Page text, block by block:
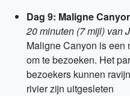
Dag 9: Maligne
20 minuten (7 mijl) van
Maligne Canyon is een
om te bezoeken. Het
bezoekers kunnen
rivier zijn uitgesleten